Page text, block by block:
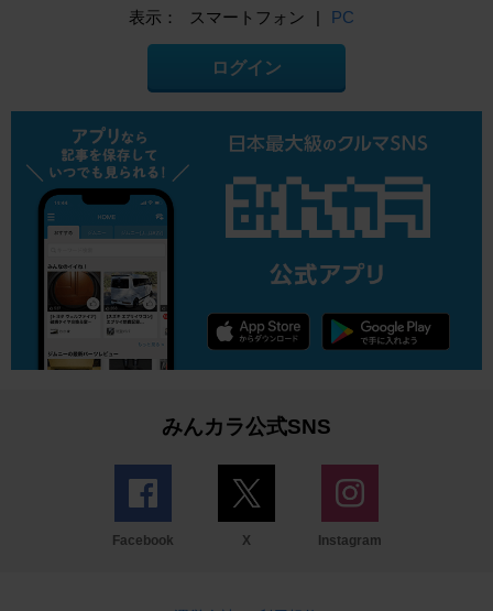
表示： スマートフォン | PC
ログイン
みんカラ公式SNS
Facebook X Instagram